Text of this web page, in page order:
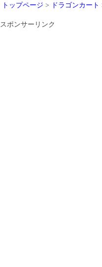
トップページ > ドラゴンカート
スポンサーリンク